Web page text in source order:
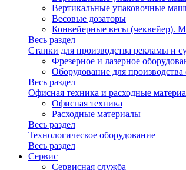
Вертикальные упаковочные
Весовые дозаторы
Конвейерные весы (чеквейер).
Весь раздел
Станки для производства рекламы и
Фрезерное и лазерное
Оборудование для производства
Весь раздел
Офисная техника и расходные
Офисная техника
Расходные материалы
Весь раздел
Технологическое оборудование
Весь раздел
Сервис
Сервисная служба